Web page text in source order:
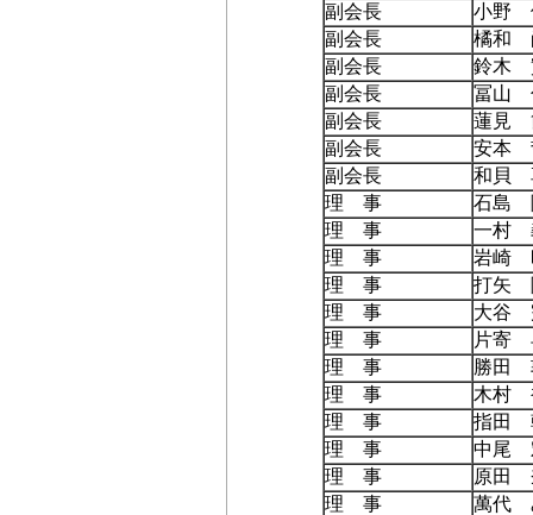
副会長
小野
副会長
橘和
副会長
鈴木
副会長
冨山
副会長
蓮見
副会長
安本
副会長
和貝
理 事
石島
理 事
一村
理 事
岩崎
理 事
打矢
理 事
大谷
理 事
片寄
理 事
勝田
理 事
木村
理 事
指田
理 事
中尾
理 事
原田
理 事
萬代